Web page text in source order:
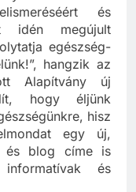
2005 óta küzd
és
idén megújult
egészség-
hangzik az
Alapítvány új
hogy éljünk
hisz
egy új,
és blog címe is
és